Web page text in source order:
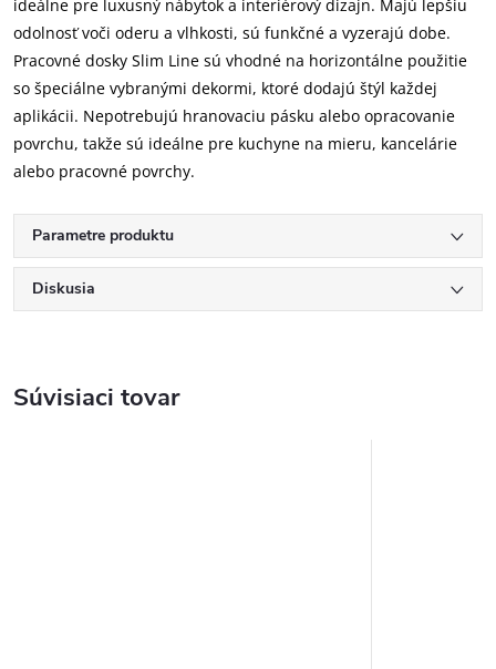
ideálne pre luxusný nábytok a interiérový dizajn. Majú lepšiu
odolnosť voči oderu a vlhkosti, sú funkčné a vyzerajú dobe.
Pracovné dosky Slim Line sú vhodné na horizontálne použitie
so špeciálne vybranými dekormi, ktoré dodajú štýl každej
aplikácii. Nepotrebujú hranovaciu pásku alebo opracovanie
povrchu, takže sú ideálne pre kuchyne na mieru, kancelárie
alebo pracovné povrchy.
Parametre produktu
Diskusia
Súvisiaci tovar